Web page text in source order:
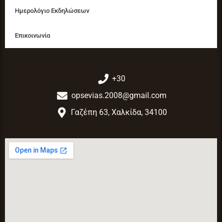
Ημερολόγιο Εκδηλώσεων
Επικοινωνία
+30
opsevias.2008@gmail.com
Γαζέπη 63, Χαλκίδα, 34100